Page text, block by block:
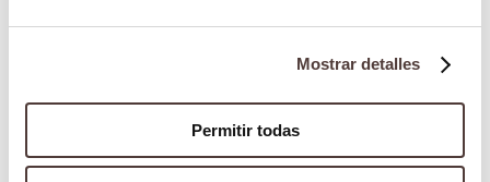
Mostrar detalles
Permitir todas
martinez/dentista/cordoba